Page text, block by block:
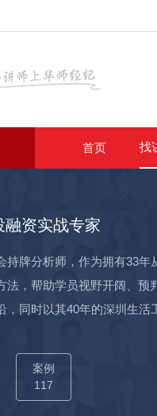
首页 找
融资实战专家
持牌分析师，作为拥有33
法，帮助学员视野开阔、
，同时以其40年的深圳生
的从业经验，以其33年
自媒体运营】：李真老师
的财经栏目录制，包括《
案例
117